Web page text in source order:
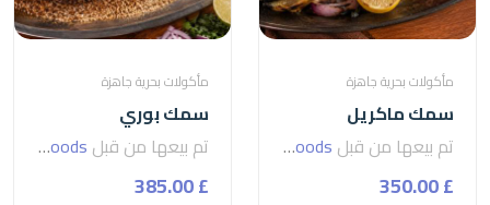
مأكولات بحرية جاهزة
سمك ماكريل
تم بيعها من قبل seven foods
£ 350.00
مأكولات بحرية جاهزة
سمك بوري
تم بيعها من قبل seven foods
£ 385.00